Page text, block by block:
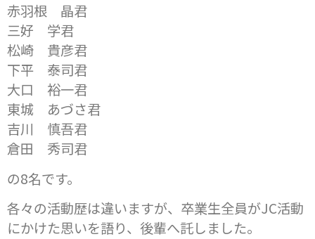
赤羽根 晶君
三好 学君
松崎 貴彦君
下平 泰司君
大口 裕一君
東城 あづさ君
吉川 慎吾君
倉田 秀司君
の8名です。
各々の活動歴は違いますが、卒業生全員がJC活動
にかけた思いを語り、後輩へ託しました。